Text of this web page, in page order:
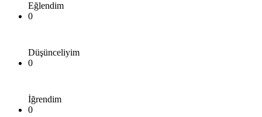
Eğlendim
0
Düşünceliyim
0
İğrendim
0